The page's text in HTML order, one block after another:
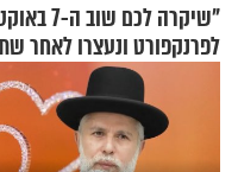
"שיקרה
לפרנקפורט ונעצרו לאחר